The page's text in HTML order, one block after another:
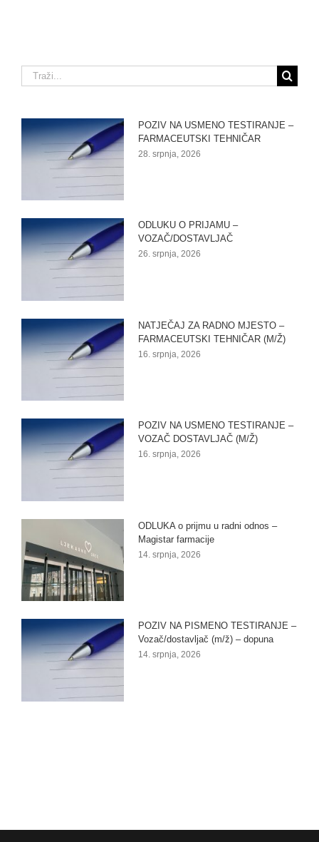
Traži...
POZIV NA USMENO TESTIRANJE –
FARMACEUTSKI TEHNIČAR
28. srpnja, 2026
ODLUKU O PRIJAMU –
VOZAČ/DOSTAVLJAČ
26. srpnja, 2026
NATJEČAJ ZA RADNO MJESTO –
FARMACEUTSKI TEHNIČAR (M/Ž)
16. srpnja, 2026
POZIV NA USMENO TESTIRANJE –
VOZAČ DOSTAVLJAČ (M/Ž)
16. srpnja, 2026
ODLUKA o prijmu u radni odnos –
Magistar farmacije
14. srpnja, 2026
POZIV NA PISMENO TESTIRANJE –
Vozač/dostavljač (m/ž) – dopuna
14. srpnja, 2026